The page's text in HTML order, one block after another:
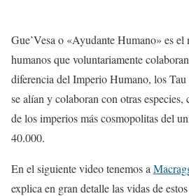
Gue’Vesa o «Ayudante Humano» es
humanos que voluntariamente
diferencia del Imperio Humano, los Tau
se alían y colaboran con otras
de los imperios más cosmopolitas del
40.000.
En el siguiente video tenemos a
explica en gran detalle las vidas de